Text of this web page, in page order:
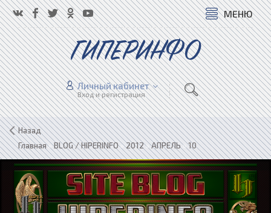
МЕНЮ
ГИПЕРИНФО
Личный кабинет
Вход и регистрация
Назад
Главная»BLOG / HIPERINFO»2012»АПРЕЛЬ»10